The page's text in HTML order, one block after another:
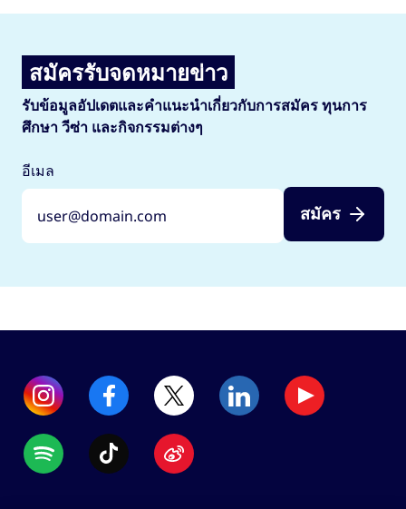
HSCNI(การดูแลสุขภาพและสังคมแห่ง
เกี่ยวกับโควิด-19 ของไอร์แลนด์เหนือ
การปิดใบหน้า
คุณต้องสวมหน้ากากอนามัยในพื้นที่อาคารและ
ขนส่งมวลชนและในร้านค้าด้วย
กฎอาจแตกต่างกันไปตามพื้นที่แต่ละส่วนของสหราช
อาณาจักรที่คุณกำลังศึกษาอยู่ ดังนั้นขอให้ตรวจสอบ
นักศึกษาต่างชาติในสหราชอาณาจักร ทุกคนที่มีอายุ
ตั้งแต่ 18 ปีขึ้นไปมีสิทธิ์ได้รับวัคซีนโควิด-19 โดยไม่
เสียค่าใช้จ่าย ไม่ว่าบุคคลผู้นั้นจะมีสัญชาติหรือสถานะ
การเข้าเมืองประเภทใดก็ตาม ดูข้อมูลเพิ่มเติมได้ที่
เว็บไซต์ของ NHS
PTE Academic
มหาวิทยาลัยต่าง ๆ มีข้อกำหนดที่แตกต่างกัน ดังนั้น
ควรตรวจสอบให้แน่ใจว่าต้องใช้หลักฐานภาษาอังกฤษ
ตั้งแต่โควิด-19 เริ่มแพร่ระบาดไปทั่วโลก รัฐบาลสห
ราชอาณาจักรได้ใช้มาตรการผ่อนปรนหลายประการ
เพื่อช่วยเหลือผู้ถือวีซ่าในสหราชอาณาจักรที่ได้รับผลก
ระทบจากข้อจำกัดในการเดินทางระหว่างประเทศและ
เกี่ยวกับการเรียนรู้แบบผสมผสานและการเรียนทาง
ยืดหยุ่นมากขึ้นเกี่ยวกับเวลาที่จะเดินทางเข้าสหราช
สำหรับนักศึกษาได้ที่ GOV.UK
สมัครรับจดหมายข่าว
รับข้อมูลอัปเดตและคำแนะนำเกี่ยวกับการสมัคร ทุนการ
ศึกษา วีซ่า และกิจกรรมต่างๆ
อีเมล
สมัคร